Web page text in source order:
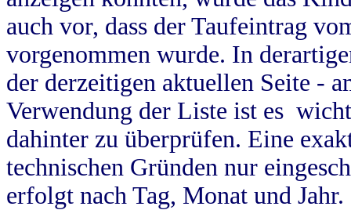
auch vor, dass der Taufeintrag
vorgenommen wurde. In
der derzeitigen aktuellen Seite -
Verwendung der Liste ist es
dahinter zu überprüfen. Eine
technischen Gründen nur
erfolgt nach Tag, Monat und Jahr.